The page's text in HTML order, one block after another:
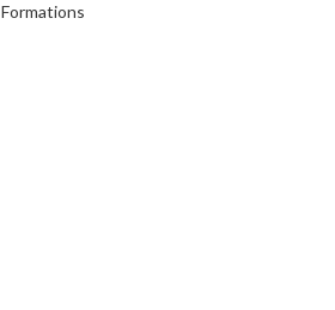
Formations